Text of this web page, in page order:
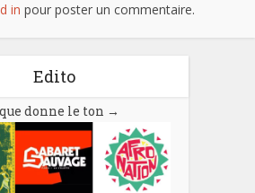
in pour poster un commentaire.
Edito
donne le ton →